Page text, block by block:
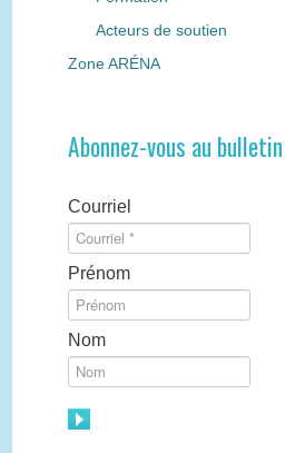
Acteurs de soutien
Zone ARÉNA
Abonnez-vous au bulletin
Courriel
Prénom
Nom